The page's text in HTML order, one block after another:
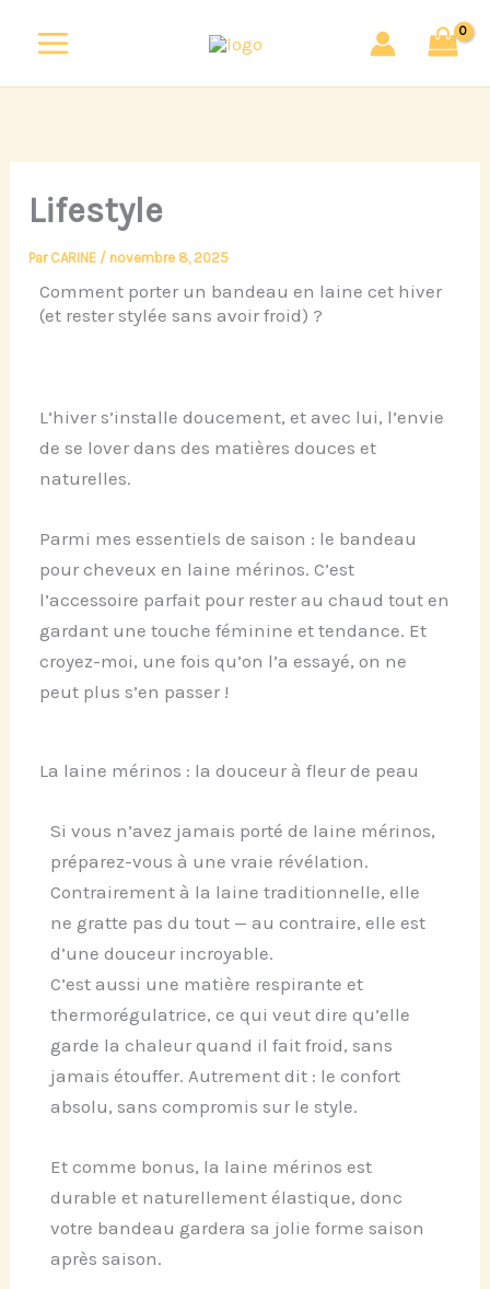
Lifestyle
Par CARINE / novembre 8, 2025
Comment porter un bandeau en laine cet hiver
(et rester stylée sans avoir froid) ?
L’hiver s’installe doucement, et avec lui, l’envie
de se lover dans des matières douces et
naturelles.
Parmi mes essentiels de saison : le bandeau
pour cheveux en laine mérinos. C’est
l’accessoire parfait pour rester au chaud tout en
gardant une touche féminine et tendance. Et
croyez-moi, une fois qu’on l’a essayé, on ne
peut plus s’en passer !
La laine mérinos : la douceur à fleur de peau
Si vous n’avez jamais porté de laine mérinos,
préparez-vous à une vraie révélation.
Contrairement à la laine traditionnelle, elle
ne gratte pas du tout — au contraire, elle est
d’une douceur incroyable.
C’est aussi une matière respirante et
thermorégulatrice, ce qui veut dire qu’elle
garde la chaleur quand il fait froid, sans
jamais étouffer. Autrement dit : le confort
absolu, sans compromis sur le style.
Et comme bonus, la laine mérinos est
durable et naturellement élastique, donc
votre bandeau gardera sa jolie forme saison
après saison.